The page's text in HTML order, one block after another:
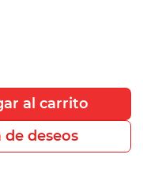
al carrito
deseos